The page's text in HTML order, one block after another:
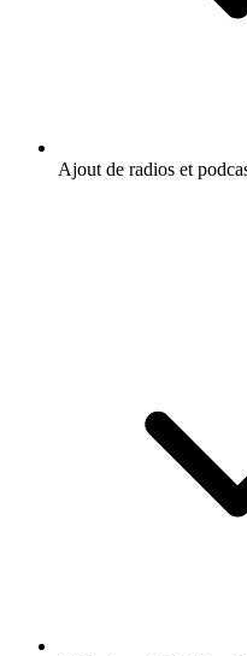
Ajout de radios et